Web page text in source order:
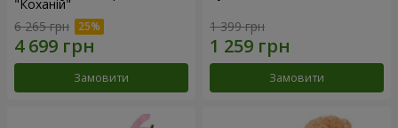
"Коханій"
6 265 грн
Замовити
1 399 грн
Замовити